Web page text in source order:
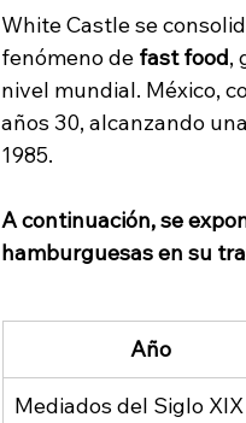
White Castle se
fenómeno de fast food,
nivel mundial. México,
años 30, alcanzando
1985.
A continuación, se
hamburguesas en su
Año
Mediados del Siglo XIX